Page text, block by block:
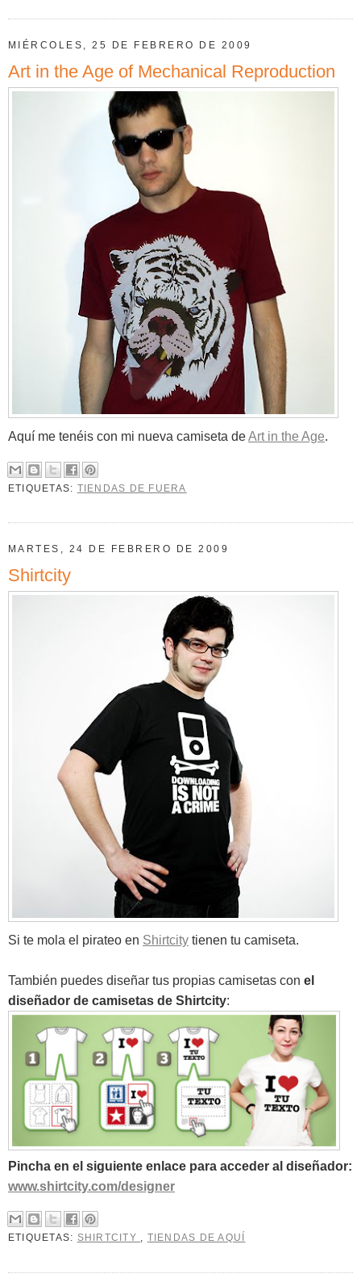
MIÉRCOLES, 25 DE FEBRERO DE 2009
Art in the Age of Mechanical Reproduction
Aquí me tenéis con mi nueva camiseta deArt in the Age.
ETIQUETAS: TIENDAS DE FUERA
MARTES, 24 DE FEBRERO DE 2009
Shirtcity
Si te mola el pirateo en Shirtcity tienen tu camiseta.
También puedes diseñar tus propias camisetas con el
diseñador de camisetas de Shirtcity:
Pincha en el siguiente enlace para acceder al diseñador:
www.shirtcity.com/designer
ETIQUETAS: SHIRTCITY , TIENDAS DE AQUÍ